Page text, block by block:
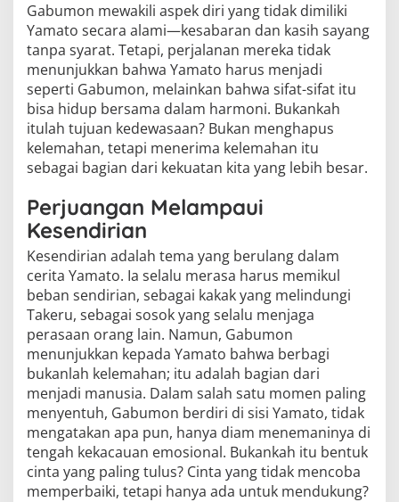
Gabumon mewakili aspek diri yang tidak dimiliki
Yamato secara alami—kesabaran dan kasih sayang
tanpa syarat. Tetapi, perjalanan mereka tidak
menunjukkan bahwa Yamato harus menjadi
seperti Gabumon, melainkan bahwa sifat-sifat itu
bisa hidup bersama dalam harmoni. Bukankah
itulah tujuan kedewasaan? Bukan menghapus
kelemahan, tetapi menerima kelemahan itu
sebagai bagian dari kekuatan kita yang lebih besar.
Perjuangan Melampaui
Kesendirian
Kesendirian adalah tema yang berulang dalam
cerita Yamato. Ia selalu merasa harus memikul
beban sendirian, sebagai kakak yang melindungi
Takeru, sebagai sosok yang selalu menjaga
perasaan orang lain. Namun, Gabumon
menunjukkan kepada Yamato bahwa berbagi
bukanlah kelemahan; itu adalah bagian dari
menjadi manusia. Dalam salah satu momen paling
menyentuh, Gabumon berdiri di sisi Yamato, tidak
mengatakan apa pun, hanya diam menemaninya di
tengah kekacauan emosional. Bukankah itu bentuk
cinta yang paling tulus? Cinta yang tidak mencoba
memperbaiki, tetapi hanya ada untuk mendukung?